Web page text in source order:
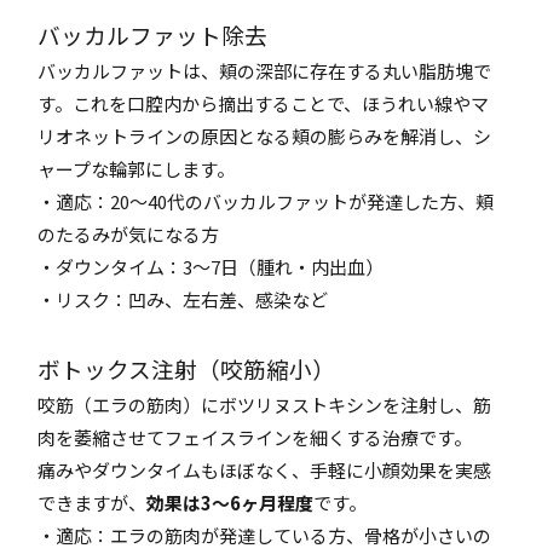
バッカルファット除去
バッカルファットは、頬の深部に存在する丸い脂肪塊で
す。これを口腔内から摘出することで、ほうれい線やマ
リオネットラインの原因となる頬の膨らみを解消し、シ
ャープな輪郭にします。
・適応：20〜40代のバッカルファットが発達した方、頬
のたるみが気になる方
・ダウンタイム：3〜7日（腫れ・内出血）
・リスク：凹み、左右差、感染など
ボトックス注射（咬筋縮小）
咬筋（エラの筋肉）にボツリヌストキシンを注射し、筋
肉を萎縮させてフェイスラインを細くする治療です。
痛みやダウンタイムもほぼなく、手軽に小顔効果を実感
できますが、効果は3〜6ヶ月程度です。
・適応：エラの筋肉が発達している方、骨格が小さいの